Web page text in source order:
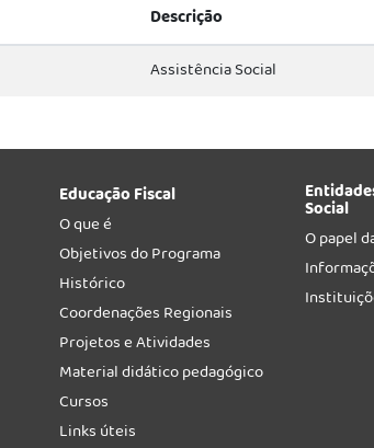
Descrição
Assistência Social
Educação Fiscal
O que é
Objetivos do Programa
Histórico
Coordenações Regionais
Projetos e Atividades
Material didático pedagógico
Cursos
Links úteis
Social
O papel